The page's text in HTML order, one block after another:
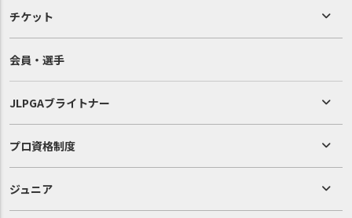
チケット
会員・選手
JLPGAブライトナー
プロ資格制度
ジュニア